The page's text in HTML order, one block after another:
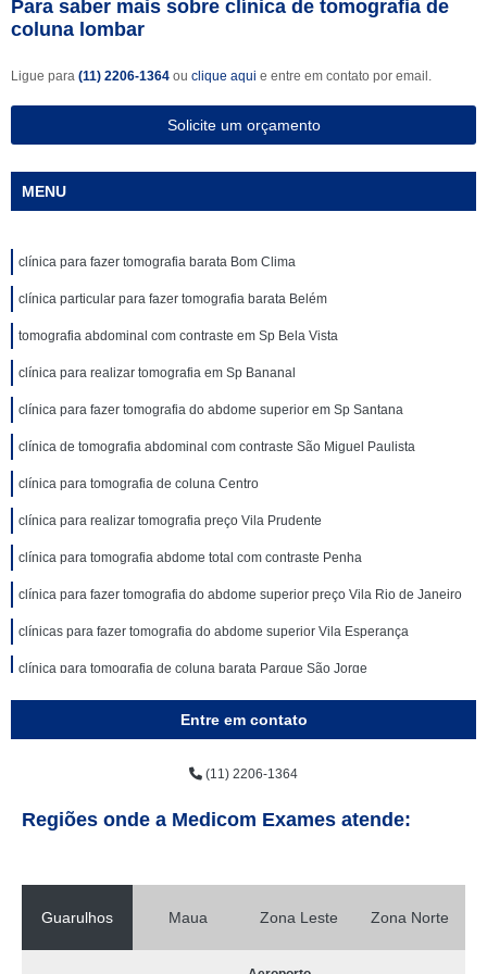
Para saber mais sobre clínica de tomografia de
coluna lombar
Ligue para (11) 2206-1364 ou clique aqui e entre em contato por email.
Solicite um orçamento
MENU
clínica para fazer tomografia barata Bom Clima
clínica particular para fazer tomografia barata Belém
tomografia abdominal com contraste em Sp Bela Vista
clínica para realizar tomografia em Sp Bananal
clínica para fazer tomografia do abdome superior em Sp Santana
clínica de tomografia abdominal com contraste São Miguel Paulista
clínica para tomografia de coluna Centro
clínica para realizar tomografia preço Vila Prudente
clínica para tomografia abdome total com contraste Penha
clínica para fazer tomografia do abdome superior preço Vila Rio de Janeiro
clínicas para fazer tomografia do abdome superior Vila Esperança
clínica para tomografia de coluna barata Parque São Jorge
clínica para fazer tomografia computadorizada Picanço
clínica para tomografia de abdome total preço Jardim Presidente Dutra
clínica de tomografia de coluna lombar Vila Barros
clínica para angiotomografia Jardim Fortaleza
Entre em contato
(11) 2206-1364
Regiões onde a Medicom Exames atende:
Guarulhos Maua Zona Leste Zona Norte